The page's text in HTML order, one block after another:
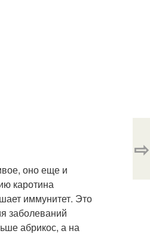
оно еще и
каротина
иммунитет. Это
заболеваний
абрикос, а на
⇨